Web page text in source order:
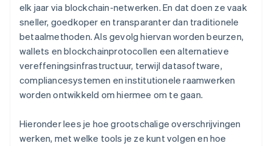
elk jaar via blockchain-netwerken. En dat doen ze vaak
sneller, goedkoper en transparanter dan traditionele
betaalmethoden. Als gevolg hiervan worden beurzen,
wallets en blockchainprotocollen een alternatieve
vereffeningsinfrastructuur, terwijl datasoftware,
compliancesystemen en institutionele raamwerken
worden ontwikkeld om hiermee om te gaan.
Hieronder lees je hoe grootschalige overschrijvingen
werken, met welke tools je ze kunt volgen en hoe